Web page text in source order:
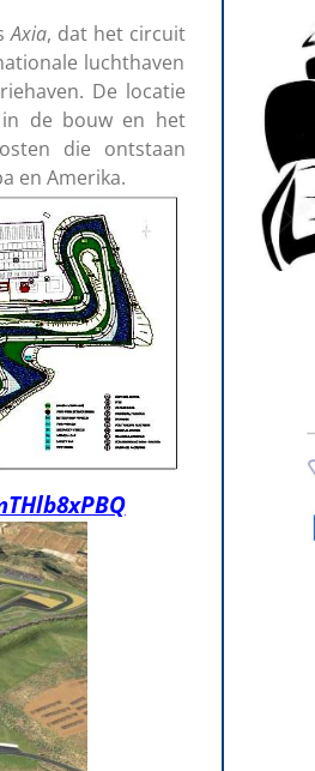
Axia, dat het circuit
luchthaven
De locatie
in de bouw en het
die ontstaan
en Amerika.